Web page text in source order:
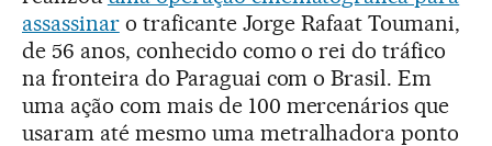
assassinaro traficante Jorge Rafaat Toumani,
de 56 anos, conhecido como o rei do tráfico
na fronteira do Paraguai com o Brasil. Em
uma ação com mais de 100 mercenários que
usaram até mesmo uma metralhadora ponto